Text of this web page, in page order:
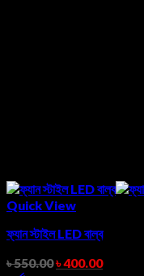
Quick View
ফ্যান স্টাইল LED বাল্ব
৳550.00৳400.00